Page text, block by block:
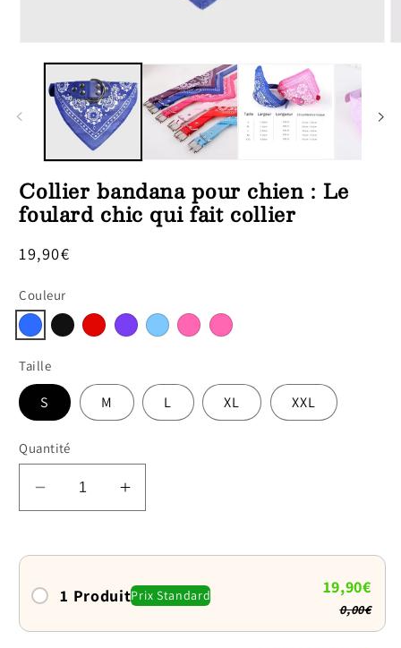
une
Collier bandana pour chien : Le
foulard chic qui fait collier
Prix
19,90€
Couleur
Taille
S M L XL XXL
Quantité
Réduire
la
de
Collier
bandana
Augmenter
la
de
Collier
bandana
1 ProduitPrix Standard 19,90€
0,00€